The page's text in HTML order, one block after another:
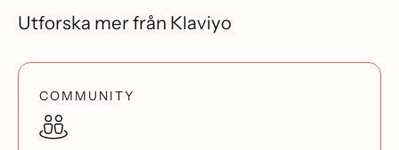
Utforska mer från Klaviyo
COMMUNITY